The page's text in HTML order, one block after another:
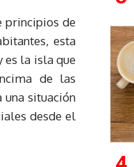
principios de
esta
es la isla que
de las
una situación
desde el